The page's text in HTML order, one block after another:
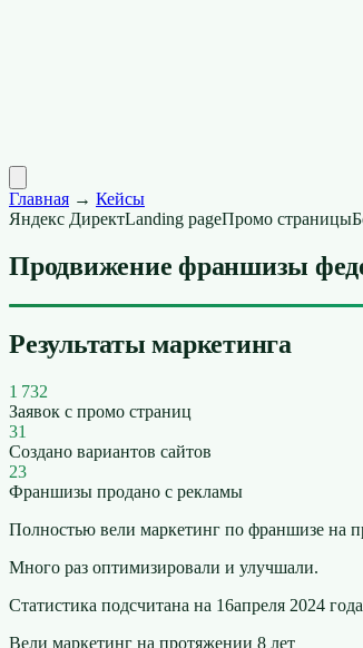
Главная → Кейсы
Яндекс ДиректLanding pageПромо страницы
Продвижение франшизы
Результаты маркетинга
1 732
Заявок с промо страниц
31
Создано вариантов сайтов
23
Франшизы продано с рекламы
Полностью вели маркетинг по франшизе на
Много раз оптимизировали и улучшали.
Статистика подсчитана на 16апреля 2024
Вели маркетинг на протяжении 8 лет